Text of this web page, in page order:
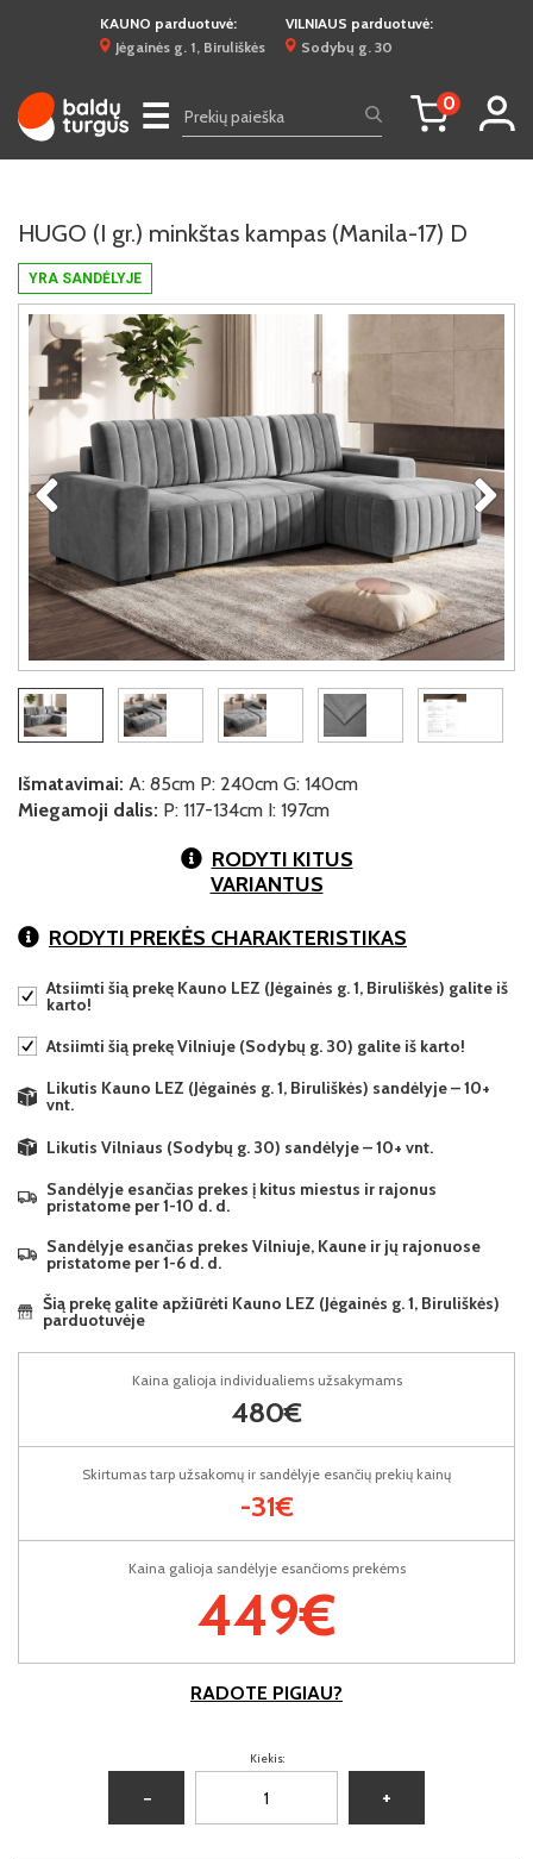
KAUNO parduotuvė:
Jėgainės g. 1, Biruliškės
VILNIAUS parduotuvė:
Sodybų g. 30
☰ 0
YRA SANDĖLYJE
HUGO (I gr.) minkštas kampas (Manila-17) D
Išmatavimai: A: 85cm P: 240cm G: 140cm
Miegamoji dalis: P: 117-134cm I: 197cm
RODYTI KITUS
VARIANTUS
RODYTI PREKĖS CHARAKTERISTIKAS
Atsiimti šią prekę Kauno LEZ (Jėgainės g. 1, Biruliškės) galite iš
karto!
Atsiimti šią prekę Vilniuje (Sodybų g. 30) galite iš karto!
Likutis Kauno LEZ (Jėgainės g. 1, Biruliškės) sandėlyje – 10+
vnt.
Likutis Vilniaus (Sodybų g. 30) sandėlyje – 10+ vnt.
Sandėlyje esančias prekes į kitus miestus ir rajonus
pristatome per 1-10 d. d.
Sandėlyje esančias prekes Vilniuje, Kaune ir jų rajonuose
pristatome per 1-6 d. d.
Šią prekę galite apžiūrėti Kauno LEZ (Jėgainės g. 1, Biruliškės)
parduotuvėje
Kaina galioja sandėlyje esančioms prekėms
449€
Kaina galioja individualiems užsakymams
480€
Skirtumas tarp užsakomų ir sandėlyje esančių prekių kainų
-31€
RADOTE PIGIAU?
Kiekis:
− +